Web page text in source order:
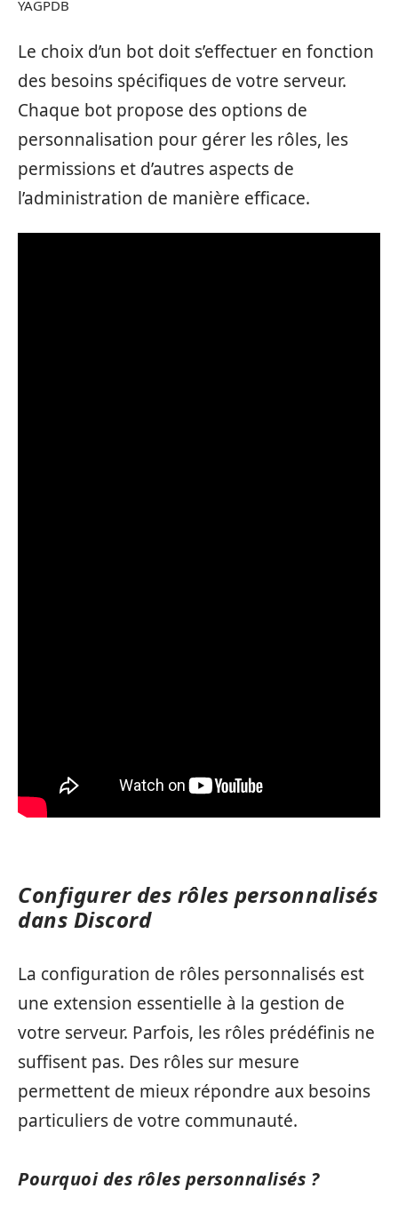
YAGPDB
Le choix d’un bot doit s’effectuer en fonction
des besoins spécifiques de votre serveur.
Chaque bot propose des options de
personnalisation pour gérer les rôles, les
permissions et d’autres aspects de
l’administration de manière efficace.
Configurer des rôles personnalisés
dans Discord
La configuration de rôles personnalisés est
une extension essentielle à la gestion de
votre serveur. Parfois, les rôles prédéfinis ne
suffisent pas. Des rôles sur mesure
permettent de mieux répondre aux besoins
particuliers de votre communauté.
Pourquoi des rôles personnalisés ?